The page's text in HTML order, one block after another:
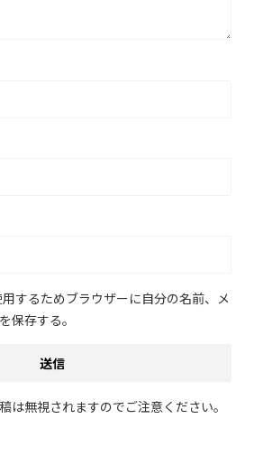
するためブラウザーに自分の名前、メ
保存する。
は無視されますのでご注意ください。